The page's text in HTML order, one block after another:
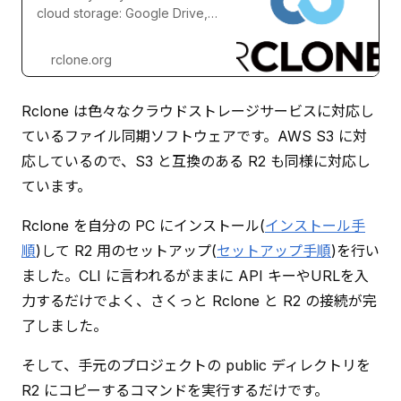
cloud storage: Google Drive,
many more.
rclone.org
Rclone は色々なクラウドストレージサービスに対応し
ているファイル同期ソフトウェアです。AWS S3 に対
応しているので、S3 と互換のある R2 も同様に対応し
ています。
Rclone を自分の PC にインストール(インストール手
順)して R2 用のセットアップ(セットアップ手順)を行い
ました。CLI に言われるがままに API キーやURLを入
力するだけでよく、さくっと Rclone と R2 の接続が完
了しました。
そして、手元のプロジェクトの public ディレクトリを
R2 にコピーするコマンドを実行するだけです。